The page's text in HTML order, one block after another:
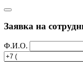
Заявка на
Ф.И.О.